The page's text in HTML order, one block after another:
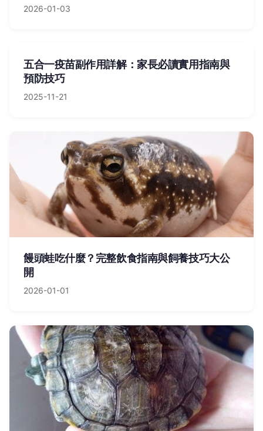
2026-01-03
五合一疫苗副作用詳解：家長必讀實用指南與
預防技巧
2025-11-21
饅頭蛙吃什麼？完整飲食指南與飼養技巧大公
開
2026-01-01